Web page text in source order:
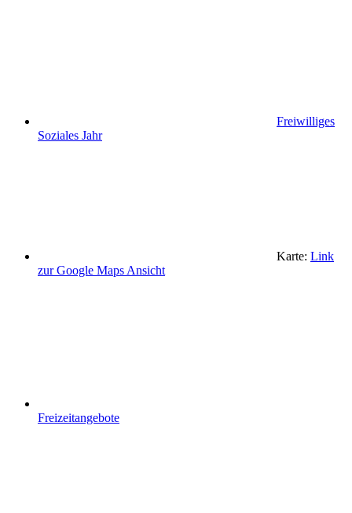
Freiwilliges
Soziales Jahr
Karte: Link
zur Google Maps Ansicht
Freizeitangebote